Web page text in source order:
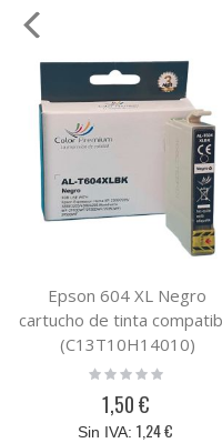
Epson 604 XL Negro
cartucho de tinta
(C13T10H14010)
Rating:
1,50 €
1,24 €